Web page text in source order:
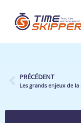
PRÉCÉDENT